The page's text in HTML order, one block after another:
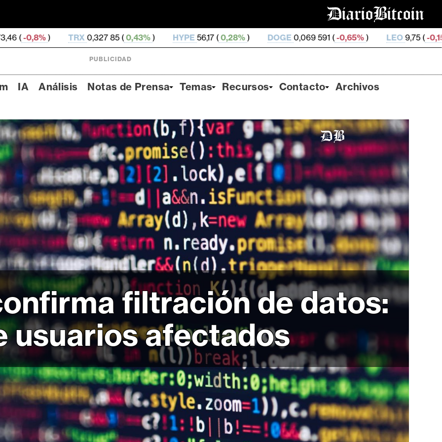
0,327 85 (0,43%) HYPE56,17 (0,28% DOGE0,069 591 ( -0,65%) LEO9,75 (-0,15% ZEC506,47 (
PUBLICIDAD
IA Análisis Notas de Prensa Temas Recursos Contacto Archivos
filtración de datos:
usuarios afectados